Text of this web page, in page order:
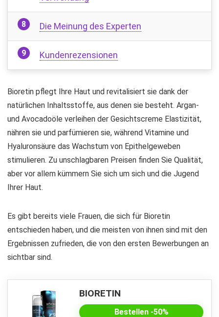
Die Meinung des Experten
Kundenrezensionen
Bioretin pflegt Ihre Haut und revitalisiert sie dank der
natürlichen Inhaltsstoffe, aus denen sie besteht. Argan-
und Avocadoöle verleihen der Gesichtscreme Elastizität,
nähren sie und parfümieren sie, während Vitamine und
Hyaluronsäure das Wachstum von Epithelgeweben
stimulieren. Zu unschlagbaren Preisen finden Sie Qualität,
aber vor allem kümmern Sie sich um sich und die Jugend
Ihrer Haut.
Es gibt bereits viele Frauen, die sich für Bioretin
entschieden haben, und die meisten von ihnen sind mit den
Ergebnissen zufrieden, die von den ersten Bewerbungen an
sichtbar sind.
BIORETIN
Bestellen -50%